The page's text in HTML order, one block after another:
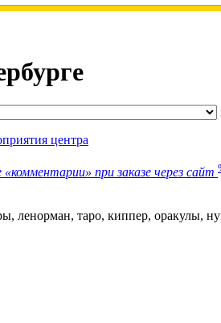
центра
при заказе через сайт
ленорман, таро, киппер, оракулы,